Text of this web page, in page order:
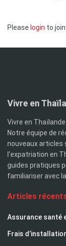
Please login to
Vivre en
Vivre en
Notre équipe de
nouveaux articles
l'expatriation en
guides pratiques
familiariser avec
Articles
Assurance santé
Frais